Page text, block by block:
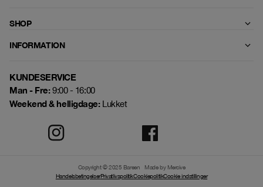
SHOP
INFORMATION
KUNDESERVICE
Man - Fre:9:00 - 16:00
Weekend & helligdage:Lukket
Copyright © 2025 Bareen
Made by Mercive
HandelsbetingelserPrivatlivspolitikCookiepolitikCookie indstillinger